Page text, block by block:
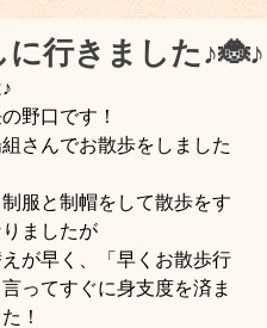
行きました♪🐞♪
野口です！
さんでお散歩をしました
服と制帽をして散歩をす
ましたが
が早く、「早くお散歩行
ってすぐに身支度を済ま
！